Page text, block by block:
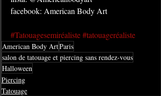
facebook: American Body Art
#Tatouagesemiréaliste#tatouageréaliste
American Body ArtParis
salon de tatouage et piercing sans rendez-vous
Halloween
Piercing
Tatouage